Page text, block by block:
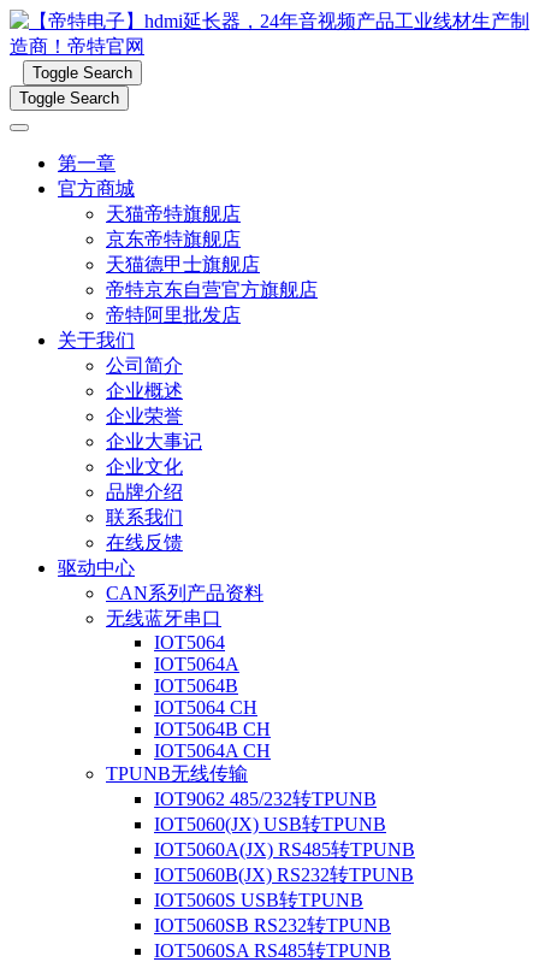
Toggle Search
Toggle Search
第一章
官方商城
天猫帝特旗舰店
京东帝特旗舰店
天猫德甲士旗舰店
帝特京东自营官方旗舰店
帝特阿里批发店
关于我们
公司简介
企业概述
企业荣誉
企业大事记
企业文化
品牌介绍
联系我们
在线反馈
驱动中心
CAN系列产品资料
无线蓝牙串口
IOT5064
IOT5064A
IOT5064B
IOT5064 CH
IOT5064B CH
IOT5064A CH
TPUNB无线传输
IOT9062 485/232转TPUNB
IOT5060(JX) USB转TPUNB
IOT5060A(JX) RS485转TPUNB
IOT5060B(JX) RS232转TPUNB
IOT5060S USB转TPUNB
IOT5060SB RS232转TPUNB
IOT5060SA RS485转TPUNB